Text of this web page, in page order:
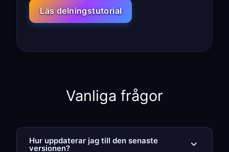
Läs delningstutorial
Vanliga frågor
Hur uppdaterar jag till den senaste
versionen?